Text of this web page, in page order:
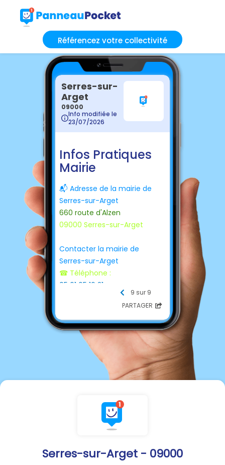
Référencez votre collectivité
Serres-sur-Arget - 09000
Serres-sur-
Arget
09000
Info modifiée le
23/07/2026
Infos Pratiques
Mairie
📬 Adresse de la mairie de
Serres-sur-Arget
660 route d'Alzen
09000 Serres-sur-Arget
Contacter la mairie de
Serres-sur-Arget
☎ Téléphone :
05 61 65 16 21
contact@mairie-serres-sur-
arget.fr
9 sur 9
PARTAGER